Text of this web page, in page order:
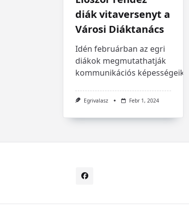
diák vitaversenyt a
Városi Diáktanács
Idén februárban az egri
diákok megmutathatják
kommunikációs képességeiket.
Egrivalasz Febr 1, 2024